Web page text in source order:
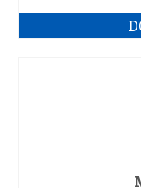
Informatika
Web